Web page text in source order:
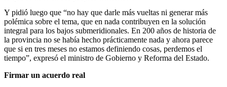
Y pidió luego que “no hay que darle más vueltas ni generar más
polémica sobre el tema, que en nada contribuyen en la solución
integral para los bajos submeridionales. En 200 años de historia de
la provincia no se había hecho prácticamente nada y ahora parece
que si en tres meses no estamos definiendo cosas, perdemos el
tiempo”, expresó el ministro de Gobierno y Reforma del Estado.
Firmar un acuerdo real